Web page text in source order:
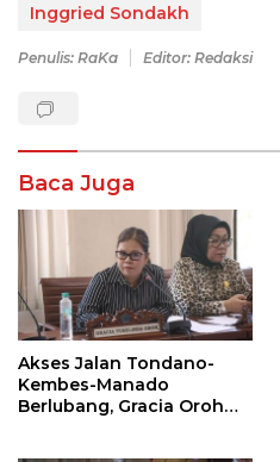
Inggried Sondakh
Penulis: RaKa Editor: Redaksi
Baca Juga
Akses Jalan Tondano-
Kembes-Manado
Berlubang, Gracia Oroh